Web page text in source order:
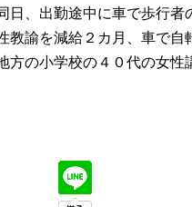
、出勤途中に車で歩行者
教諭を減給２カ月、車で
方の小学校の４０代の女性